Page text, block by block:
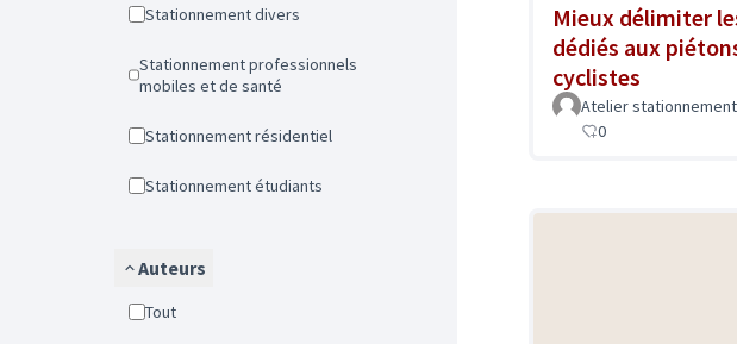
Stationnement divers
Stationnement professionnels
mobiles et de santé
Stationnement résidentiel
Stationnement étudiants
Auteurs
Tout
Mieux délimiter
dédiés aux
cyclistes
Atelier
0